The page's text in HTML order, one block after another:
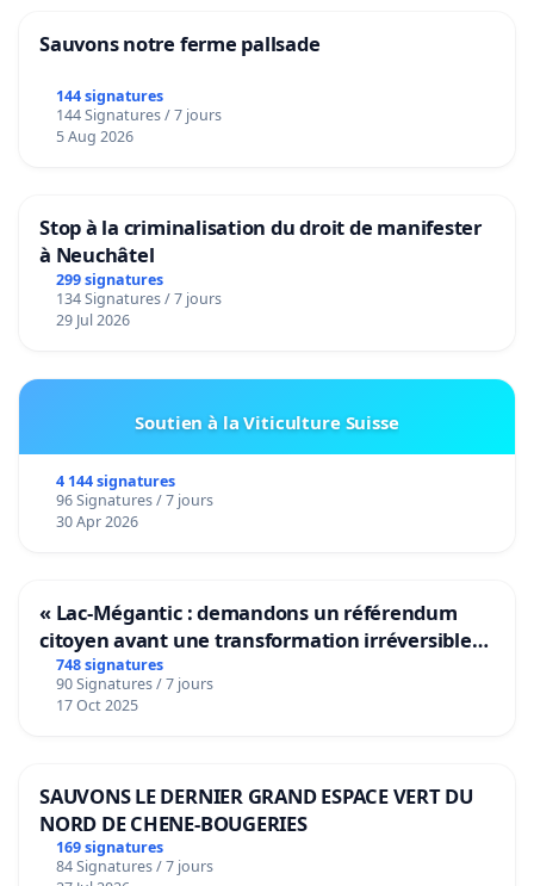
Sauvons notre ferme pallsade
144 signatures
144 Signatures / 7 jours
5 Aug 2026
Stop à la criminalisation du droit de manifester
à Neuchâtel
299 signatures
134 Signatures / 7 jours
29 Jul 2026
Soutien à la Viticulture Suisse
4 144 signatures
96 Signatures / 7 jours
30 Apr 2026
« Lac-Mégantic : demandons un référendum
citoyen avant une transformation irréversible
de notre territoire »
748 signatures
90 Signatures / 7 jours
17 Oct 2025
SAUVONS LE DERNIER GRAND ESPACE VERT DU
NORD DE CHENE-BOUGERIES
169 signatures
84 Signatures / 7 jours